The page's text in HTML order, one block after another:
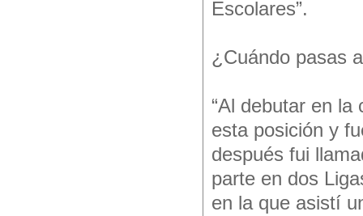
Escolares”.
¿Cuándo pasas
“Al debutar en
esta posición y
después fui
parte en dos
en la que asistí